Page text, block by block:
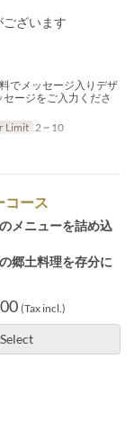
ざいます
でメッセージ入りデザ
ージをご入力くださ
Limit 2 ~ 10
コース
メニューを詰め込
郷土料理を存分に
(Tax incl.)
Select